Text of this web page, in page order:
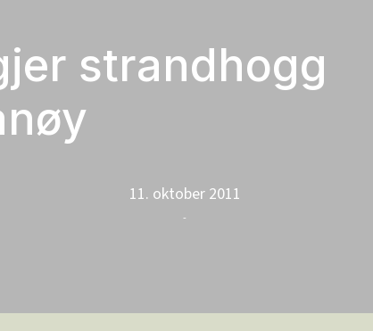
strandhogg
11. oktober 2011
-